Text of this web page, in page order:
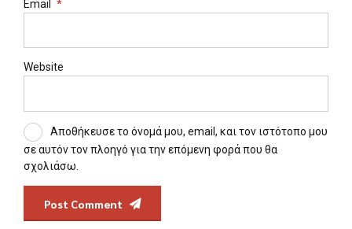
Email *
Website
Αποθήκευσε το όνομά μου, email, και τον ιστότοπο μου
σε αυτόν τον πλοηγό για την επόμενη φορά που θα
σχολιάσω.
Post Comment